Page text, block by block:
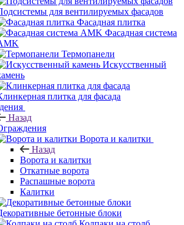
для вентилируемых фасадов
Фасадная плитка
Фасадная система
Термопанели
Искусственный
плитка для фасада
Назад
Ворота и калитки
Назад
Ворота и калитки
Откатные ворота
Распашные ворота
Калитки
бетонные блоки